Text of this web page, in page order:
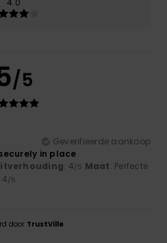
/5
Geverifieerde aankoop
in place
: 4/5 Maat: Perfecte
4/5
door TrustVille